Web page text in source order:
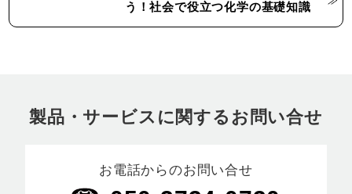
う！社会で役立つ化学の基礎知識
製品・サービスに関するお問い合せ
お電話からのお問い合せ